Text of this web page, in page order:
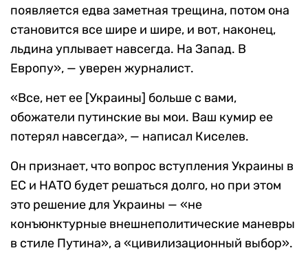
появляется едва заметная трещина, потом она
становится все шире и шире, и вот, наконец,
льдина уплывает навсегда. На Запад. В
Европу», — уверен журналист.
«Все, нет ее [Украины] больше с вами,
обожатели путинские вы мои. Ваш кумир ее
потерял навсегда», — написал Киселев.
Он признает, что вопрос вступления Украины в
ЕС и НАТО будет решаться долго, но при этом
это решение для Украины — «не
конъюнктурные внешнеполитические маневры
в стиле Путина», а «цивилизационный выбор».